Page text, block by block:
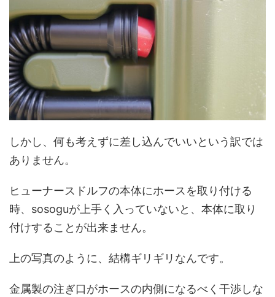
しかし、何も考えずに差し込んでいいという訳では
ありません。
ヒューナースドルフの本体にホースを取り付ける
時、sosoguが上手く入っていないと、本体に取り
付けすることが出来ません。
上の写真のように、結構ギリギリなんです。
金属製の注ぎ口がホースの内側になるべく干渉しな